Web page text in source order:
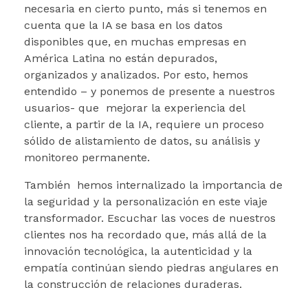
necesaria en cierto punto, más si tenemos en
cuenta que la IA se basa en los datos
disponibles que, en muchas empresas en
América Latina no están depurados,
organizados y analizados. Por esto, hemos
entendido – y ponemos de presente a nuestros
usuarios- que mejorar la experiencia del
cliente, a partir de la IA, requiere un proceso
sólido de alistamiento de datos, su análisis y
monitoreo permanente.
También hemos internalizado la importancia de
la seguridad y la personalización en este viaje
transformador. Escuchar las voces de nuestros
clientes nos ha recordado que, más allá de la
innovación tecnológica, la autenticidad y la
empatía continúan siendo piedras angulares en
la construcción de relaciones duraderas.